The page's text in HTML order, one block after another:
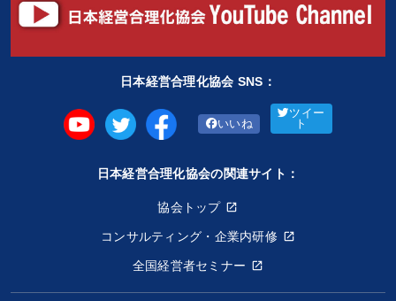
日本経営合理化協会 SNS：
いいね
ツイー
ト
日本経営合理化協会の関連サイト：
協会トップ
コンサルティング・企業内研修
全国経営者セミナー